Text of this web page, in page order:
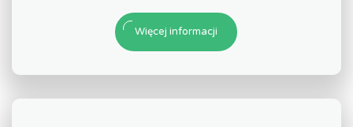
Więcej informacji